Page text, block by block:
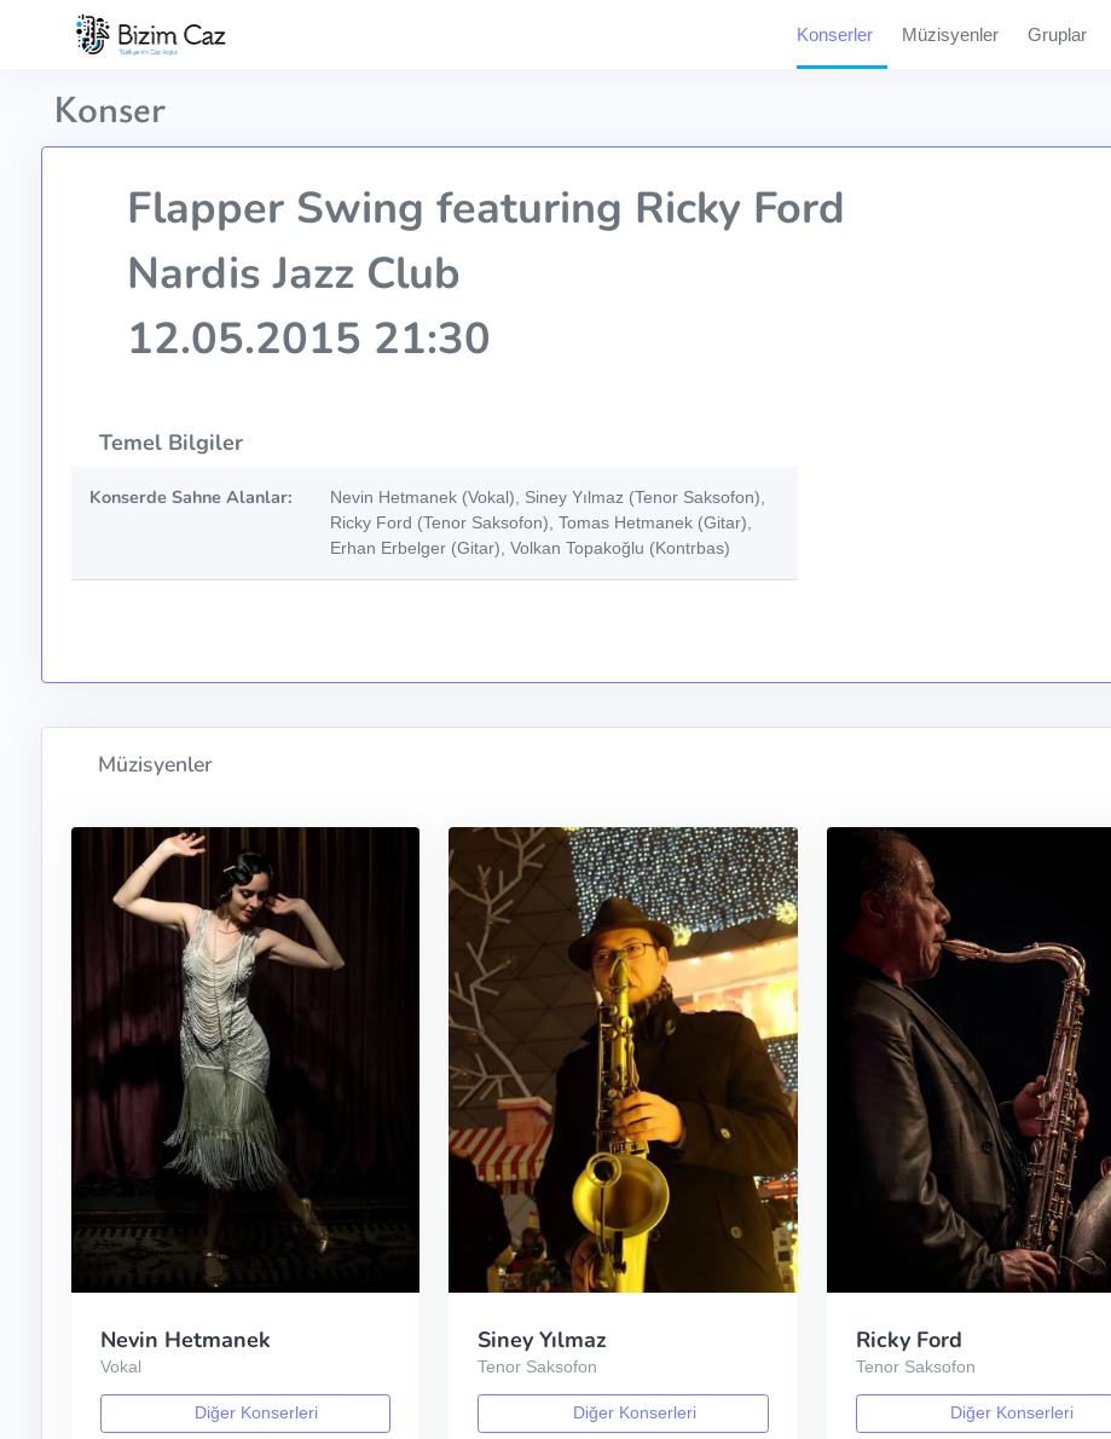
Konserler Müzisyenler Gruplar
Konser
Flapper Swing featuring Ricky Ford
Nardis Jazz Club
12.05.2015 21:30
Temel Bilgiler
Konserde Sahne Alanlar:
Nevin Hetmanek (Vokal), Siney Yılmaz (Tenor Saksofon),
Ricky Ford (Tenor Saksofon), Tomas Hetmanek (Gitar),
Erhan Erbelger (Gitar), Volkan Topakoğlu (Kontrbas)
Müzisyenler
Nevin Hetmanek
Vokal
Diğer Konserleri
Siney Yılmaz
Tenor Saksofon
Diğer Konserleri
Ricky Ford
Tenor Saksofon
Diğer Konserleri